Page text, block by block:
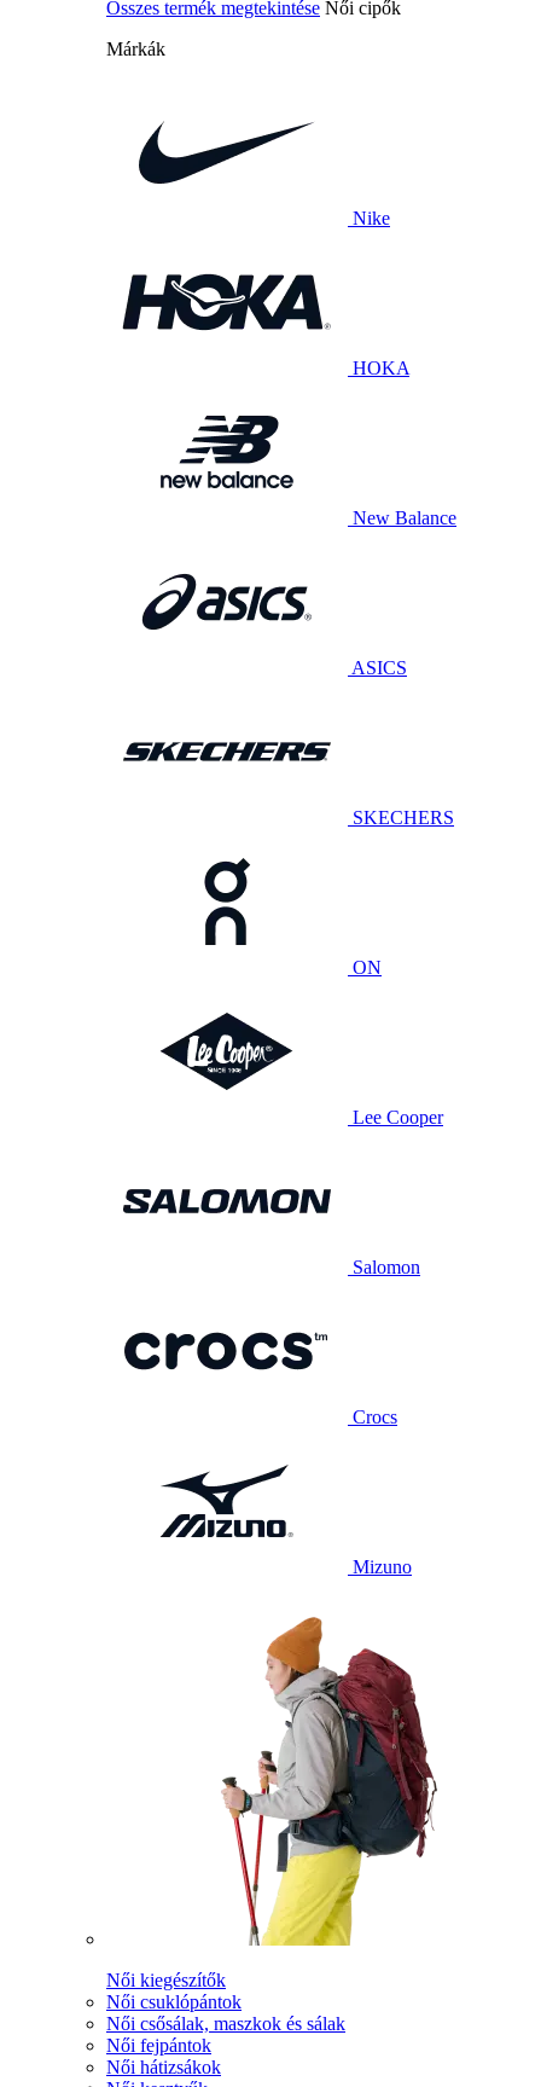
Összes termék megtekintése Női cipők
Márkák
Nike
HOKA
New Balance
ASICS
SKECHERS
ON
Lee Cooper
Salomon
Crocs
Mizuno
Női kiegészítők
Női csuklópántok
Női csősálak, maszkok és sálak
Női fejpántok
Női hátizsákok